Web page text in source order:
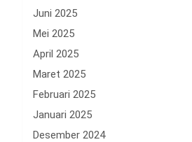
Juni 2025
Mei 2025
April 2025
Maret 2025
Februari 2025
Januari 2025
Desember 2024